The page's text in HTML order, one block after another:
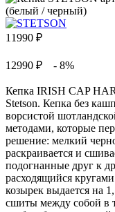
11990 ₽
12990 ₽ - 8%
Кепка IRISH CAP
Stetson. Кепка без
ворсистой
методами, которые
решение: мелкий
раскраивается и
подогнанные друг к
расходящийся
козырек выдается на
сшиты между собой в